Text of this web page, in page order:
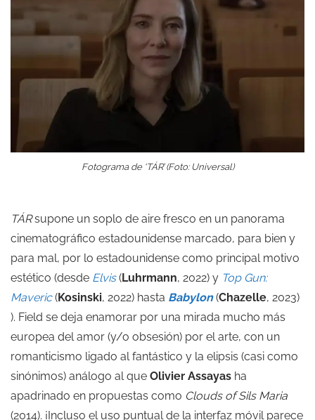
Fotograma de ‘TÁR’ (Foto: Universal)
TÁRsupone un soplo de aire fresco en un panorama
cinematográfico estadounidense marcado, para bien y
para mal, por lo estadounidense como principal motivo
estético (desde Elvis(Luhrmann, 2022) y Top Gun:
Maveric(Kosinski, 2022) hasta Babylon(Chazelle, 2023)
). Field se deja enamorar por una mirada mucho más
europea del amor (y/o obsesión) por el arte, con un
romanticismo ligado al fantástico y la elipsis (casi como
sinónimos) análogo al que Olivier Assayas ha
apadrinado en propuestas como Clouds of Sils Maria
(2014). ¡Incluso el uso puntual de la interfaz móvil parece